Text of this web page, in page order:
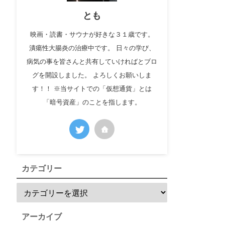
とも
映画・読書・サウナが好きな３１歳です。
潰瘍性大腸炎の治療中です。 日々の学び、
病気の事を皆さんと共有していければとブロ
グを開設しました。 よろしくお願いしま
す！！ ※当サイトでの「仮想通貨」とは
「暗号資産」のことを指します。
カテゴリー
アーカイブ